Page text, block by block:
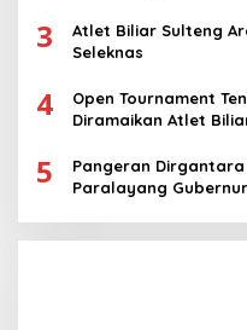
3
Atlet Biliar Sulteng
Seleknas
4
Open Tournament
Diramaikan Atlet
5
Pangeran
Paralayang